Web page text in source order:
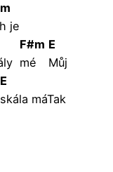
je
F#m
mé
E
Můj
E
skála máTak